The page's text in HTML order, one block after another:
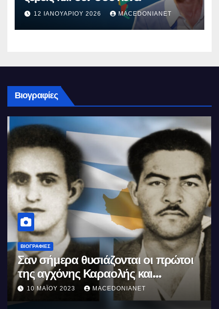
12 ΙΑΝΟΥΑΡΊΟΥ 2026 MACEDONIANET
Βιογραφίες
ΒΙΟΓΡΑΦΊΕΣ
Σαν σήμερα θυσιάζονται οι πρώτοι
της αγχόνης Καραολής και
Δημητρίου αγωνιστές του
Κυπριακού Αγώνα
10 ΜΑΪ́ΟΥ 2023 MACEDONIANET